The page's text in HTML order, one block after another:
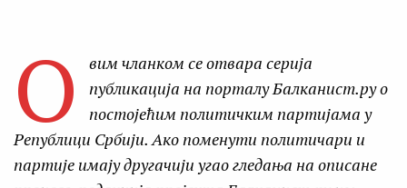
О
вим чланком се отвара серија
публикација на порталу Балканист.ру о
постојећим политичким партијама у
Републици Србији. Ако поменути политичари и
партије имају другачији угао гледања на описане